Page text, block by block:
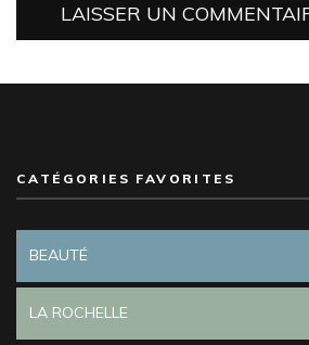
CATÉGORIES FAVORITES
BEAUTÉ
LA ROCHELLE